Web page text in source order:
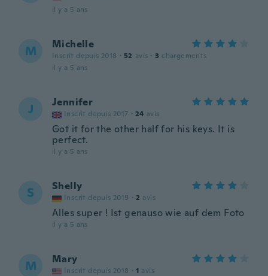
il y a 5 ans
M Michelle
Inscrit depuis 2018 · 52 avis · 3 chargements
il y a 5 ans
J Jennifer
Inscrit depuis 2017 · 24 avis
Got it for the other half for his keys. It is
perfect.
il y a 5 ans
S Shelly
Inscrit depuis 2019 · 2 avis
Alles super ! Ist genauso wie auf dem Foto
il y a 5 ans
M Mary
Inscrit depuis 2018 · 1 avis